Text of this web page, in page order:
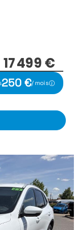
17 499 €
250 €/ mois